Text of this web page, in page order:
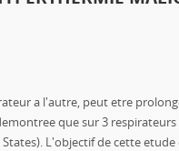
a l'autre, peut etre
que sur 3
L'objectif de cette etude